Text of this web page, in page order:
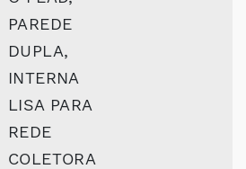
PAREDE
DUPLA,
INTERNA
LISA PARA
REDE
COLETORA